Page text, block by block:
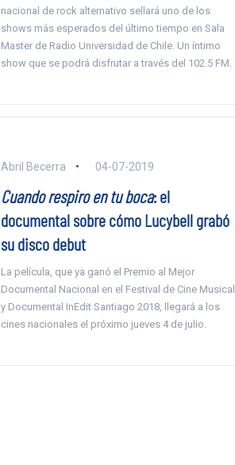
nacional de rock alternativo sellará uno de los
shows más esperados del último tiempo en Sala
Master de Radio Universidad de Chile. Un íntimo
show que se podrá disfrutar a través del 102.5 FM.
Abril Becerra 04-07-2019
Cuando respiro en tu boca: el
documental sobre cómo Lucybell grabó
su disco debut
La película, que ya ganó el Premio al Mejor
Documental Nacional en el Festival de Cine Musical
y Documental InEdit Santiago 2018, llegará a los
cines nacionales el próximo jueves 4 de julio.